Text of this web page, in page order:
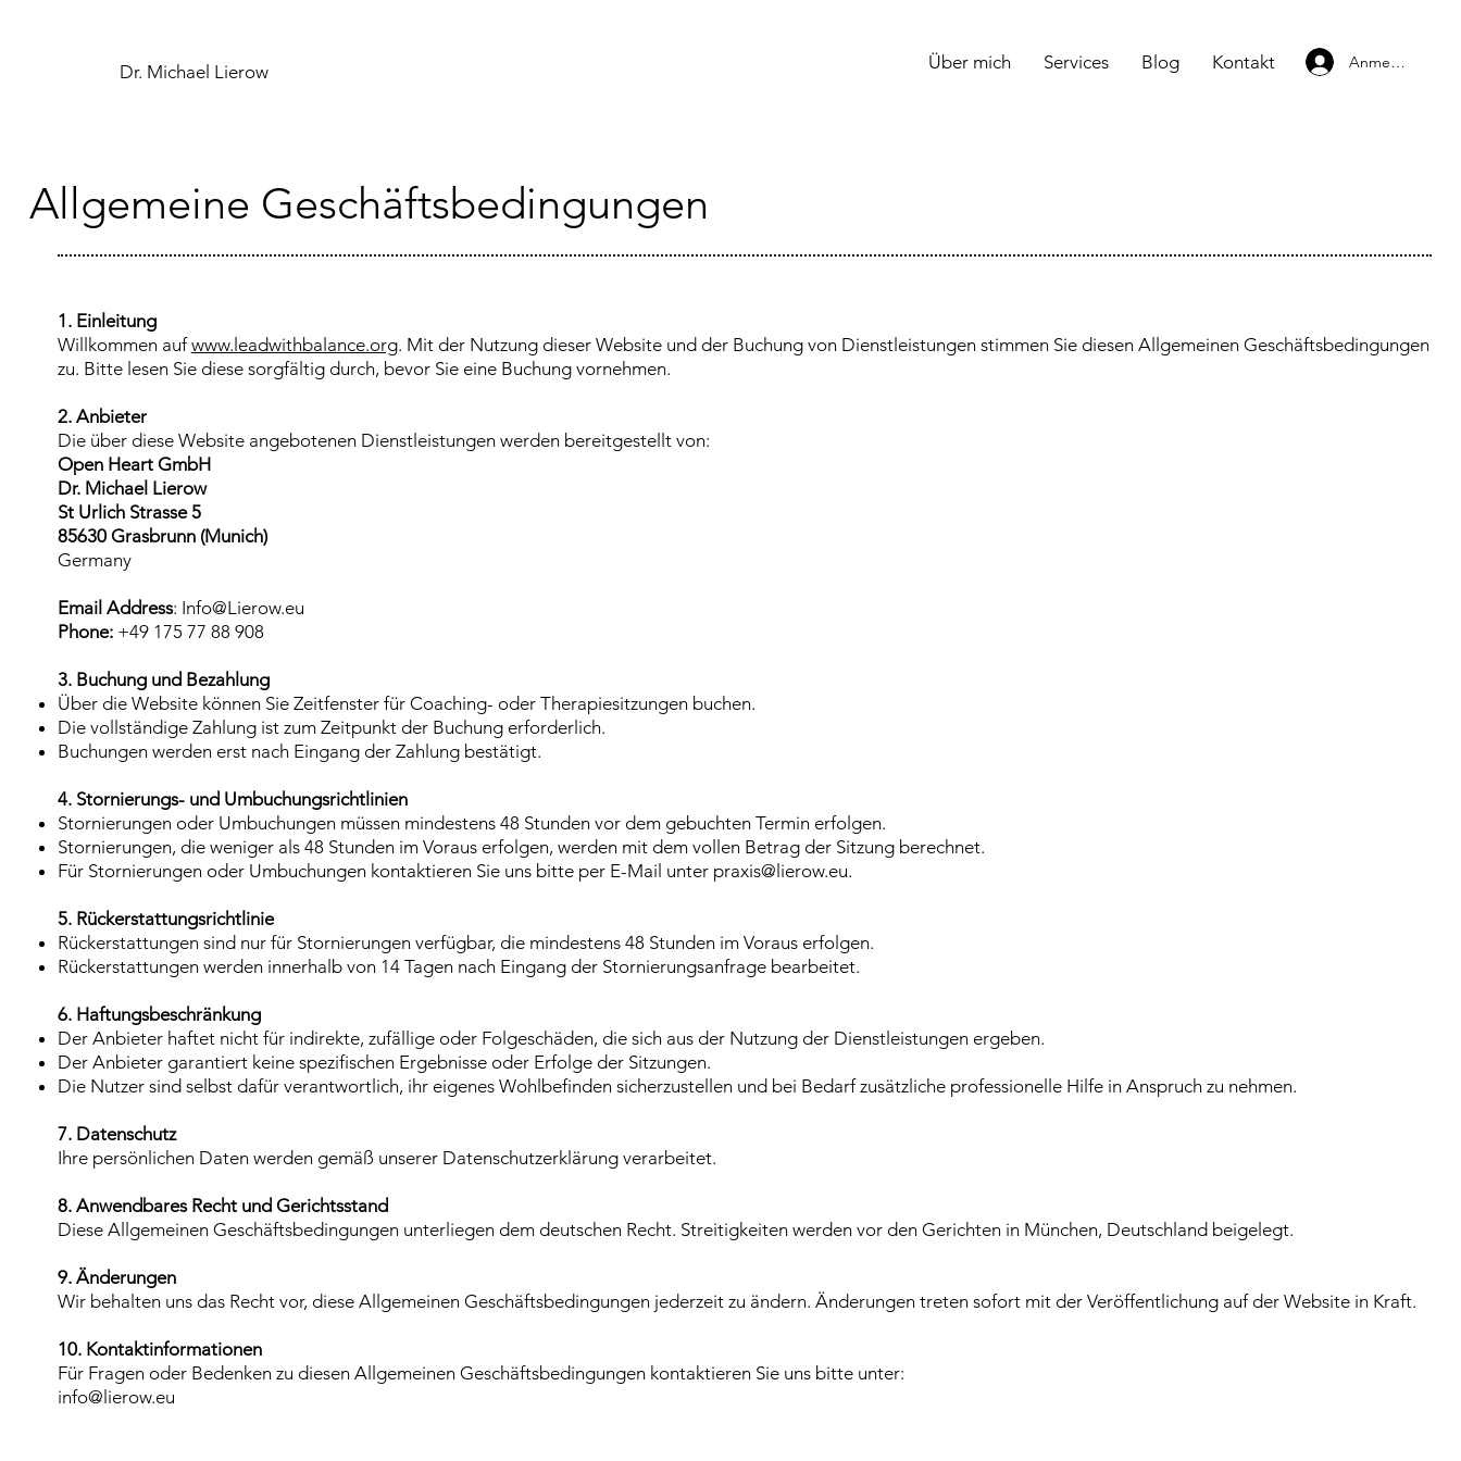
Dr. Michael Lierow Über mich Services Blog Kontakt Anmelden
Allgemeine Geschäftsbedingungen
1. Einleitung
Willkommen aufwww.leadwithbalance.org. Mit der Nutzung dieser Website und der Buchung von Dienstleistungen stimmen Sie diesen Allgemeinen Geschäftsbedingungen
zu. Bitte lesen Sie diese sorgfältig durch, bevor Sie eine Buchung vornehmen.
2. Anbieter
Die über diese Website angebotenen Dienstleistungen werden bereitgestellt von:
Open Heart GmbH
Dr. Michael Lierow
St Urlich Strasse 5
85630 Grasbrunn (Munich)
Germany
Email Address: Info@Lierow.eu
Phone:+49 175 77 88 908
3. Buchung und Bezahlung
Über die Website können Sie Zeitfenster für Coaching- oder Therapiesitzungen buchen.
Die vollständige Zahlung ist zum Zeitpunkt der Buchung erforderlich.
Buchungen werden erst nach Eingang der Zahlung bestätigt.
4. Stornierungs- und Umbuchungsrichtlinien
Stornierungen oder Umbuchungen müssen mindestens 48 Stunden vor dem gebuchten Termin erfolgen.
Stornierungen, die weniger als 48 Stunden im Voraus erfolgen, werden mit dem vollen Betrag der Sitzung berechnet.
Für Stornierungen oder Umbuchungen kontaktieren Sie uns bitte per E-Mail unter praxis@lierow.eu.
5. Rückerstattungsrichtlinie
Rückerstattungen sind nur für Stornierungen verfügbar, die mindestens 48 Stunden im Voraus erfolgen.
Rückerstattungen werden innerhalb von 14 Tagen nach Eingang der Stornierungsanfrage bearbeitet.
6. Haftungsbeschränkung
Der Anbieter haftet nicht für indirekte, zufällige oder Folgeschäden, die sich aus der Nutzung der Dienstleistungen ergeben.
Der Anbieter garantiert keine spezifischen Ergebnisse oder Erfolge der Sitzungen.
Die Nutzer sind selbst dafür verantwortlich, ihr eigenes Wohlbefinden sicherzustellen und bei Bedarf zusätzliche professionelle Hilfe in Anspruch zu nehmen.
7. Datenschutz
Ihre persönlichen Daten werden gemäß unserer Datenschutzerklärung verarbeitet.
8. Anwendbares Recht und Gerichtsstand
Diese Allgemeinen Geschäftsbedingungen unterliegen dem deutschen Recht. Streitigkeiten werden vor den Gerichten in München, Deutschland beigelegt.
9. Änderungen
Wir behalten uns das Recht vor, diese Allgemeinen Geschäftsbedingungen jederzeit zu ändern. Änderungen treten sofort mit der Veröffentlichung auf der Website in Kraft.
10. Kontaktinformationen
Für Fragen oder Bedenken zu diesen Allgemeinen Geschäftsbedingungen kontaktieren Sie uns bitte unter:
info@lierow.eu